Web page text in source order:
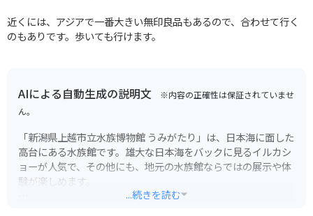
近くには、アジアで一番大きい無印良品もあるので、合わせて行く
のもありです。歩いても行けます。
AIによる自動生成の説明文 ※内容の正確性は保証されていませ
ん。
「新潟県上越市立水族博物館 うみがたり」は、日本海に面した
高台にある水族館です。雄大な日本海をバックに見るイルカシ
ョーが人気で、その他にも、地元の水族館ならではの展示や体
験が楽しめます。
...続きを読む